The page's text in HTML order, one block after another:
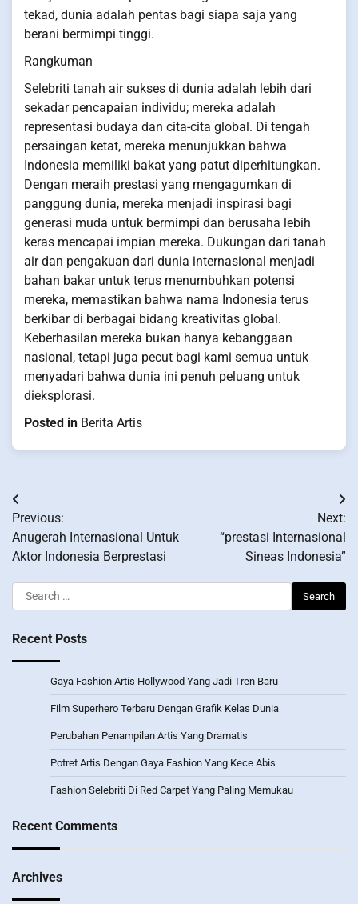
tekad, dunia adalah pentas bagi siapa saja yang
berani bermimpi tinggi.
Rangkuman
Selebriti tanah air sukses di dunia adalah lebih dari
sekadar pencapaian individu; mereka adalah
representasi budaya dan cita-cita global. Di tengah
persaingan ketat, mereka menunjukkan bahwa
Indonesia memiliki bakat yang patut diperhitungkan.
Dengan meraih prestasi yang mengagumkan di
panggung dunia, mereka menjadi inspirasi bagi
generasi muda untuk bermimpi dan berusaha lebih
keras mencapai impian mereka. Dukungan dari tanah
air dan pengakuan dari dunia internasional menjadi
bahan bakar untuk terus menumbuhkan potensi
mereka, memastikan bahwa nama Indonesia terus
berkibar di berbagai bidang kreativitas global.
Keberhasilan mereka bukan hanya kebanggaan
nasional, tetapi juga pecut bagi kami semua untuk
menyadari bahwa dunia ini penuh peluang untuk
dieksplorasi.
Posted in Berita Artis
Post
navigation
Previous:
Anugerah Internasional Untuk
Aktor Indonesia Berprestasi
Next:
“prestasi Internasional
Sineas Indonesia”
Search
for:
Recent Posts
Gaya Fashion Artis Hollywood Yang Jadi Tren Baru
Film Superhero Terbaru Dengan Grafik Kelas Dunia
Perubahan Penampilan Artis Yang Dramatis
Potret Artis Dengan Gaya Fashion Yang Kece Abis
Fashion Selebriti Di Red Carpet Yang Paling Memukau
Recent Comments
Archives